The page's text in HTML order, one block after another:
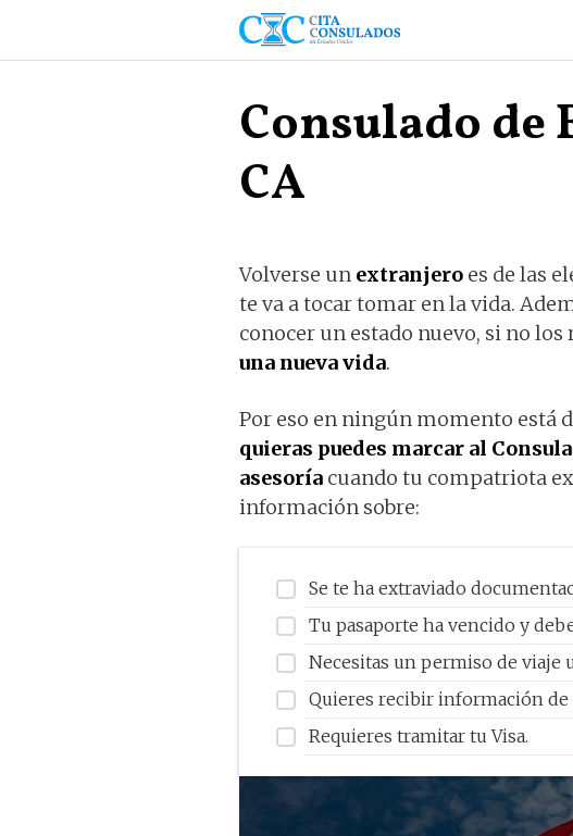
contenido
Consulado de
CA
Volverse un extranjero es de las
te va a tocar tomar en la vida.
conocer un estado nuevo, si no los
una nueva vida.
Por eso en ningún momento está
quieras puedes marcar al
asesoría cuando tu compatriota
información sobre:
Se te ha extraviado
Tu pasaporte ha vencido y
Necesitas un permiso de viaje
Quieres recibir información de
Requieres tramitar tu Visa.